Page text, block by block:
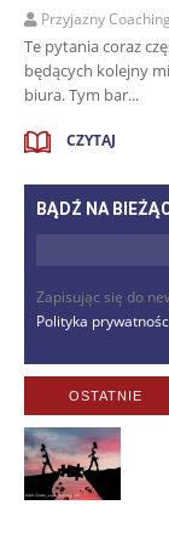
Przyjazny Coaching
Te pytania coraz
będących kolejny
biura. Tym bar...
CZYTAJ
BĄDŹ NA
Zapisując się do
Polityka
OSTATNIE